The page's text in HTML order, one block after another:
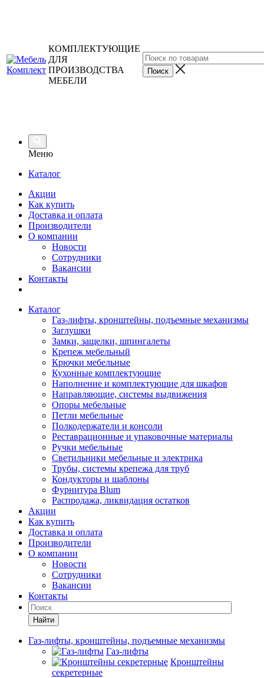
КОМПЛЕКТУЮЩИЕ
ДЛЯ
ПРОИЗВОДСТВА
МЕБЕЛИ
Меню
Каталог
Акции
Как купить
Доставка и оплата
Производители
О компании
Новости
Сотрудники
Вакансии
Контакты
Каталог
Газ-лифты, кронштейны, подъемные механизмы
Заглушки
Замки, защелки, шпингалеты
Крепеж мебельный
Крючки мебельные
Кухонные комплектующие
Наполнение и комплектующие для шкафов
Направляющие, системы выдвижения
Опоры мебельные
Петли мебельные
Полкодержатели и консоли
Реставрационные и упаковочные материалы
Ручки мебельные
Светильники мебельные и электрика
Трубы, системы крепежа для труб
Кондукторы и шаблоны
Фурнитура Blum
Распродажа, ликвидация остатков
Акции
Как купить
Доставка и оплата
Производители
О компании
Новости
Сотрудники
Вакансии
Контакты
Найти
Газ-лифты, кронштейны, подъемные механизмы
Газ-лифты
Кронштейны
секретерные